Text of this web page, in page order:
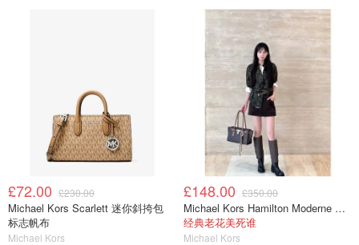
£72.00 £230.00
Michael Kors Scarlett 迷你斜挎包
标志帆布
Michael Kors
£148.00 £350.00
Michael Kors Hamilton Moderne 大号标志托特包
经典老花美死谁
Michael Kors